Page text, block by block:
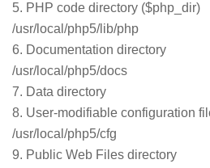
5. PHP code directory
/usr/local/php5/lib/php
6. Documentation
/usr/local/php5/docs
7. Data directory : /usr/
8. User-modifiable configuration
/usr/local/php5/cfg
9. Public Web Files